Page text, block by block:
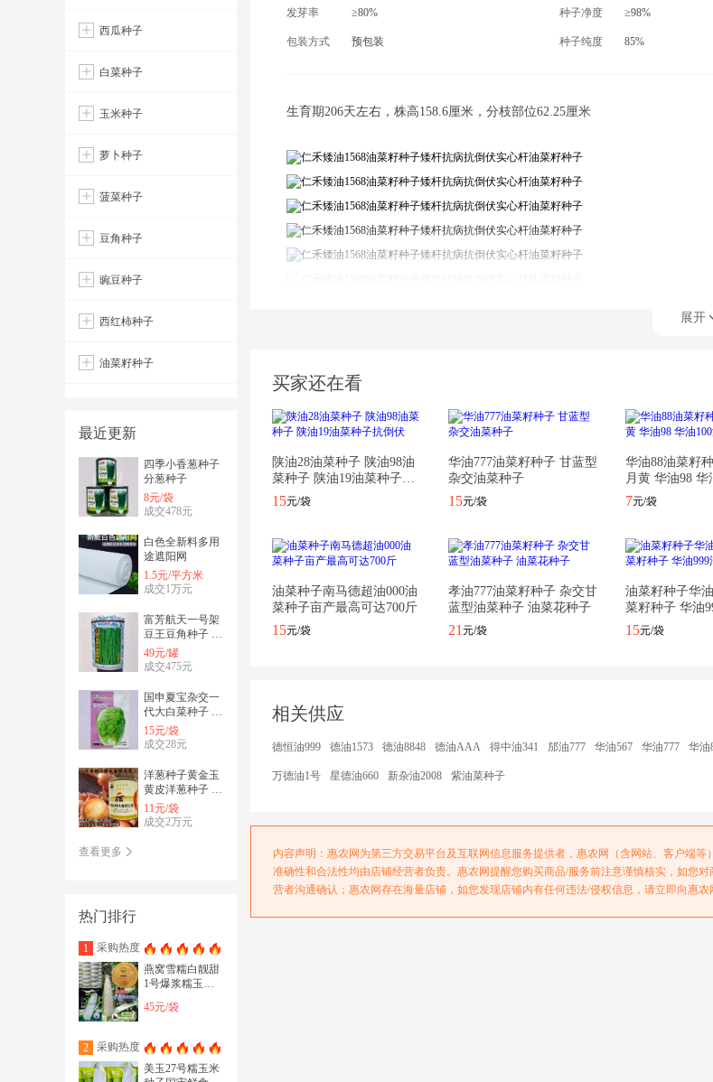
西瓜种子
白菜种子
玉米种子
萝卜种子
菠菜种子
豆角种子
豌豆种子
西红柿种子
油菜籽种子
最近更新
四季小香葱种子
分葱种子
8元/袋
成交478元
白色全新料多用
途遮阳网
1.5元/平方米
成交1万元
富芳航天一号架
豆王豆角种子 航
天二号架豆种子
49元/罐
成交475元
国申夏宝杂交一
代大白菜种子 生
育期50到55天
15元/袋
成交28元
洋葱种子黄金玉
黄皮洋葱种子 井
田特大金球玉葱
黄皮洋葱种子
11元/袋
成交2万元
查看更多
热门排行
1
采购热度
燕窝雪糯白靓甜
1号爆浆糯玉米
米种子5甜5糯
45元/袋
2
采购热度
美玉27号糯玉米
发芽率 ≥80% 种子净度 ≥98%
包装方式 预包装 种子纯度 85%
生育期206天左右，株高158.6厘米，分枝部位62.25厘米
成交记录
采购商 货品规格
李** 仁禾矮油1568油菜籽种子矮杆抗病抗倒伏实心杆油菜籽种子 仁禾矮
张** 仁禾矮油1568油菜籽种子矮杆抗病抗倒伏实心杆油菜籽种子 仁禾矮
汪** 仁禾矮油1568油菜籽种子矮杆抗病抗倒伏实心杆油菜籽种子 矮油
商家服务
咨询响应速度
遥遥领先
展开
买家还在看
陕油28油菜种子 陕油98油
菜种子 陕油19油菜种子抗
倒伏
15元/袋
华油777油菜籽种子 甘蓝型
杂交油菜种子
15元/袋
华油88油菜籽
月黄 华油98 华
籽种子
7元/袋
油菜种子南马德超油000油
菜种子亩产最高可达700斤
15元/袋
孝油777油菜籽种子 杂交甘
蓝型油菜种子 油菜花种子
21元/袋
油菜籽种子华
菜籽种子 华油
15元/袋
相关供应
德恒油999 德油1573 德油8848 德油AAA 得中油341 邡油777 华油567 华油777 华油
万德油1号 星德油660 新杂油2008 紫油菜种子
内容声明：惠农网为第三方交易平台及互联网信息服务提供者，惠农网（含网站、客户端
准确性和合法性均由店铺经营者负责。惠农网提醒您购买商品/服务前注意谨慎核实，如您
营者沟通确认；惠农网存在海量店铺，如您发现店铺内有任何违法/侵权信息，请立即向惠农